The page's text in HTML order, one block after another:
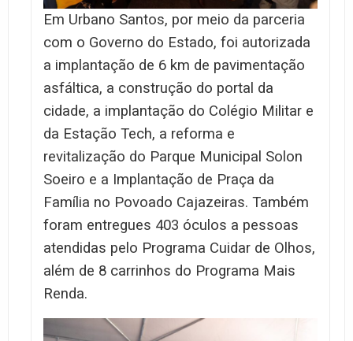
Em Urbano Santos, por meio da parceria
com o Governo do Estado, foi autorizada
a implantação de 6 km de pavimentação
asfáltica, a construção do portal da
cidade, a implantação do Colégio Militar e
da Estação Tech, a reforma e
revitalização do Parque Municipal Solon
Soeiro e a Implantação de Praça da
Família no Povoado Cajazeiras. Também
foram entregues 403 óculos a pessoas
atendidas pelo Programa Cuidar de Olhos,
além de 8 carrinhos do Programa Mais
Renda.